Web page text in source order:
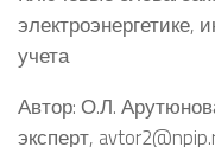
электроэнергетике,
учета
Автор: О.Л.
эксперт,